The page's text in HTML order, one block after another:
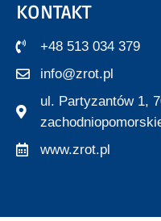
KONTAKT
+48 513 034 379
info@zrot.pl
ul. Partyzantów 1,
www.zrot.pl